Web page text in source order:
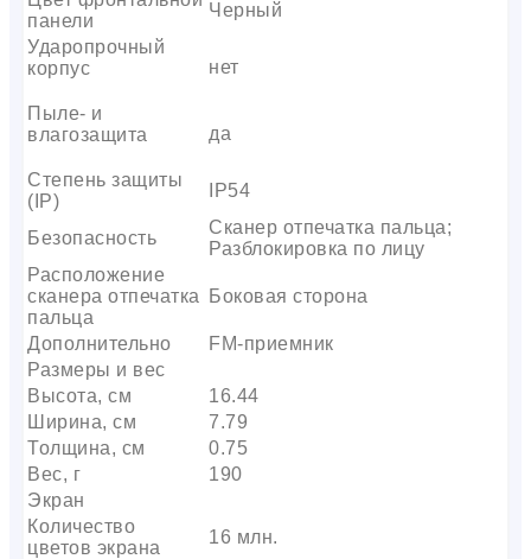
панели
Черный
Ударопрочный
корпус
нет
Пыле- и
влагозащита
да
Степень защиты
(IP)
IP54
Безопасность
Сканер отпечатка пальца;
Разблокировка по лицу
Расположение
сканера отпечатка
пальца
Боковая сторона
Дополнительно
FM-приемник
Размеры и вес
Высота, см
16.44
Ширина, см
7.79
Толщина, см
0.75
Вес, г
190
Экран
Количество
цветов экрана
16 млн.